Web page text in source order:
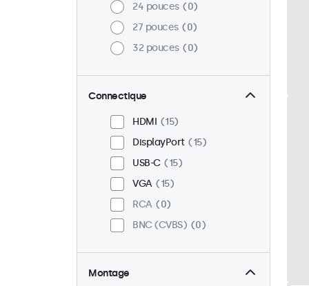
24 pouces
0
27 pouces
0
32 pouces
0
Connectique
HDMI
15
DisplayPort
15
USB-C
15
VGA
15
RCA
0
BNC (CVBS)
0
Montage